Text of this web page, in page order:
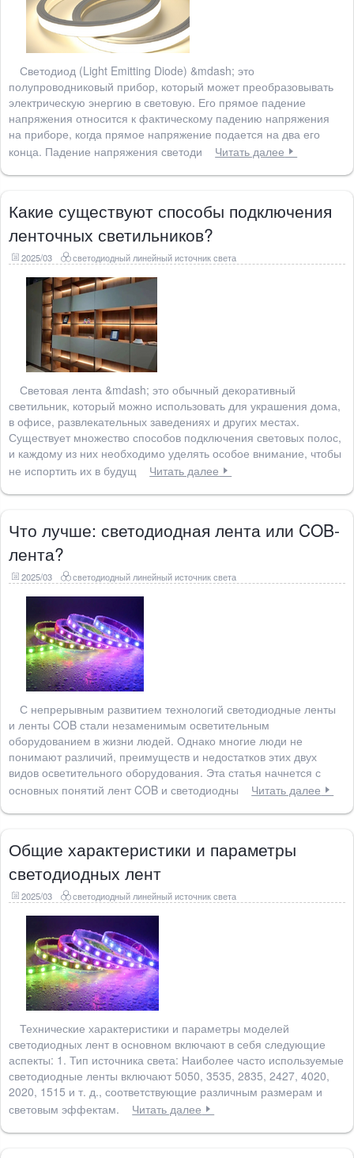
Светодиод (Light Emitting Diode) &mdash; это
полупроводниковый прибор, который может преобразовывать
электрическую энергию в световую. Его прямое падение
напряжения относится к фактическому падению напряжения
на приборе, когда прямое напряжение подается на два его
конца. Падение напряжения светоди
Читать далее
Какие существуют способы подключения
ленточных светильников?
2025/03 светодиодный линейный источник света
Световая лента &mdash; это обычный декоративный
светильник, который можно использовать для украшения дома,
в офисе, развлекательных заведениях и других местах.
Существует множество способов подключения световых полос,
и каждому из них необходимо уделять особое внимание, чтобы
не испортить их в будущ
Читать далее
Что лучше: светодиодная лента или COB-
лента?
2025/03 светодиодный линейный источник света
С непрерывным развитием технологий светодиодные ленты
и ленты COB стали незаменимым осветительным
оборудованием в жизни людей. Однако многие люди не
понимают различий, преимуществ и недостатков этих двух
видов осветительного оборудования. Эта статья начнется с
основных понятий лент COB и светодиодны
Читать далее
Общие характеристики и параметры
светодиодных лент
2025/03 светодиодный линейный источник света
Технические характеристики и параметры моделей
светодиодных лент в основном включают в себя следующие
аспекты: 1. Тип источника света: Наиболее часто используемые
светодиодные ленты включают 5050, 3535, 2835, 2427, 4020,
2020, 1515 и т. д., соответствующие различным размерам и
световым эффектам.
Читать далее